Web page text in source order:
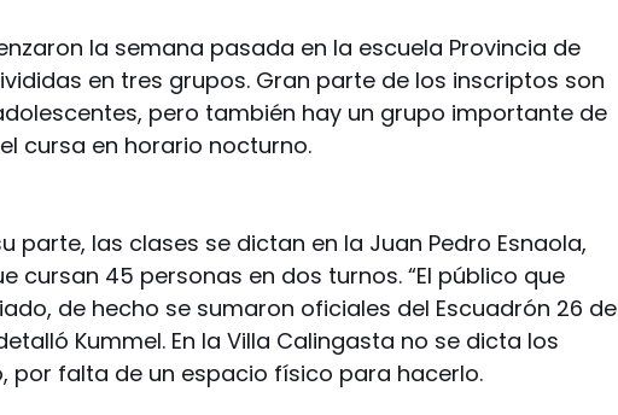
la semana pasada en la escuela Provincia de
en tres grupos. Gran parte de los inscriptos son
pero también hay un grupo importante de
cursa en horario nocturno.
parte, las clases se dictan en la Juan Pedro Esnaola,
cursan 45 personas en dos turnos. “El público que
de hecho se sumaron oficiales del Escuadrón 26 de
Kummel. En la Villa Calingasta no se dicta los
por falta de un espacio físico para hacerlo.